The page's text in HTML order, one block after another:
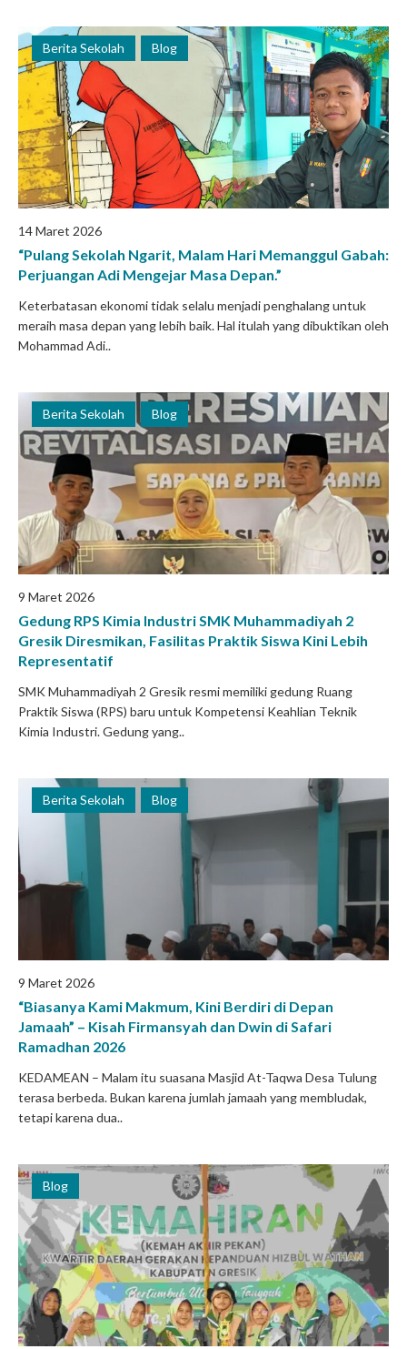
Berita Sekolah Blog
14 Maret 2026
“Pulang Sekolah Ngarit, Malam Hari Memanggul Gabah:
Perjuangan Adi Mengejar Masa Depan.”
Keterbatasan ekonomi tidak selalu menjadi penghalang untuk
meraih masa depan yang lebih baik. Hal itulah yang dibuktikan oleh
Mohammad Adi..
Berita Sekolah Blog
9 Maret 2026
Gedung RPS Kimia Industri SMK Muhammadiyah 2
Gresik Diresmikan, Fasilitas Praktik Siswa Kini Lebih
Representatif
SMK Muhammadiyah 2 Gresik resmi memiliki gedung Ruang
Praktik Siswa (RPS) baru untuk Kompetensi Keahlian Teknik
Kimia Industri. Gedung yang..
Berita Sekolah Blog
9 Maret 2026
“Biasanya Kami Makmum, Kini Berdiri di Depan
Jamaah” – Kisah Firmansyah dan Dwin di Safari
Ramadhan 2026
KEDAMEAN – Malam itu suasana Masjid At-Taqwa Desa Tulung
terasa berbeda. Bukan karena jumlah jamaah yang membludak,
tetapi karena dua..
Blog